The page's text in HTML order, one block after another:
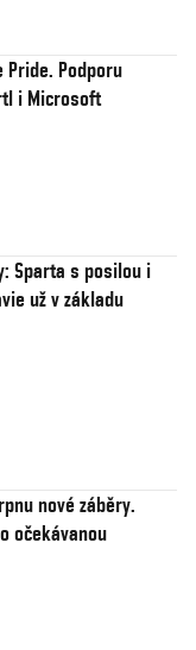
Pride. Podporu
i Microsoft
Sparta s posilou i
už v základu
nové záběry.
očekávanou